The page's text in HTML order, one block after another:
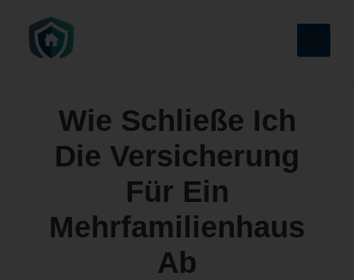
Wie Schließe Ich
Die Versicherung
Für Ein
Mehrfamilienhaus
Ab